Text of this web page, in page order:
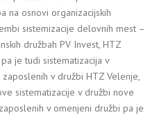
na osnovi organizacijskih
sistemizacije delovnih mest –
družbah PV Invest, HTZ
je tudi sistematizacija v
v družbi HTZ Velenje,
sistematizacije v družbi nove
v omenjeni družbi pa je